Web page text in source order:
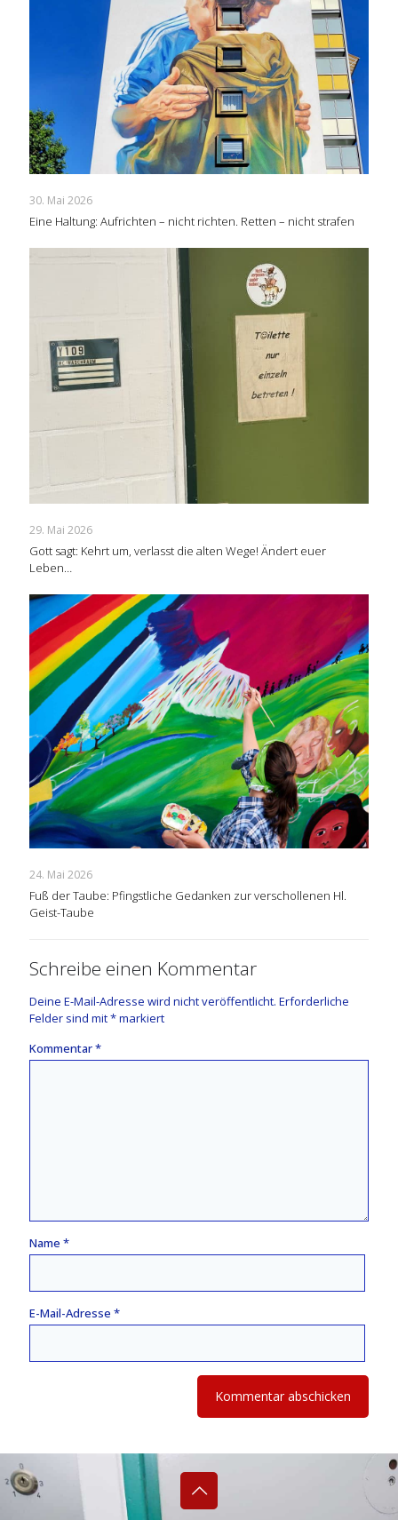
30. Mai 2026
Eine Haltung: Aufrichten – nicht richten. Retten – nicht strafen
29. Mai 2026
Gott sagt: Kehrt um, verlasst die alten Wege! Ändert euer
Leben…
24. Mai 2026
Fuß der Taube: Pfingstliche Gedanken zur verschollenen Hl.
Geist-Taube
Schreibe einen Kommentar
Deine E-Mail-Adresse wird nicht veröffentlicht. Erforderliche
Felder sind mit*markiert
Kommentar*
Name *
E-Mail-Adresse *